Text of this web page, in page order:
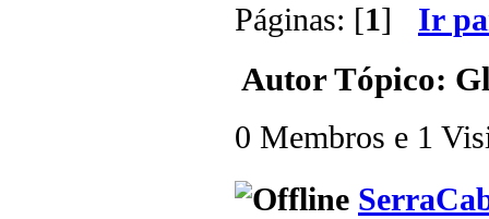
Páginas: [1] Ir
AutorTópico:
0 Membros e 1